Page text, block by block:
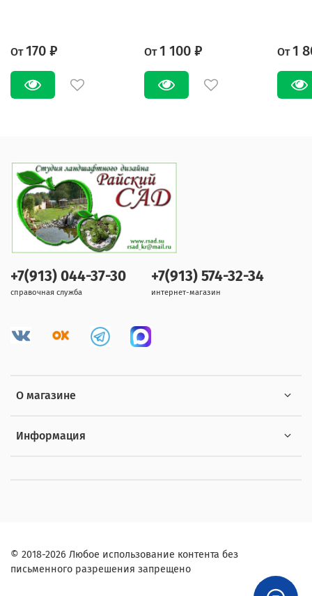
От 170 ₽ От 1 100 ₽ От 1
О магазине
Информация
+7(913) 044-37-30
справочная служба
+7(913) 574-32-34
интернет-магазин
© 2018-2026 Любое использование контента без
письменного разрешения запрещено